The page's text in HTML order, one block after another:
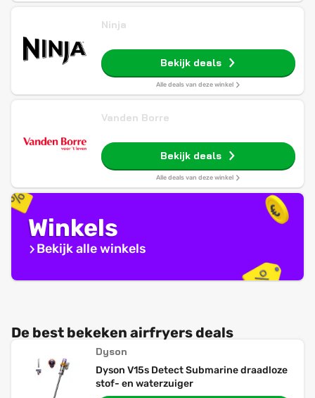
Ninja
Bekijk deals
Alle deals van deze winkel
Vanden Borre
Bekijk deals
Alle deals van deze winkel
Winkels
Bekijk alle winkels
De best bekeken airfryers deals
Dyson
Dyson V15s Detect Submarine draadloze
stof- en waterzuiger